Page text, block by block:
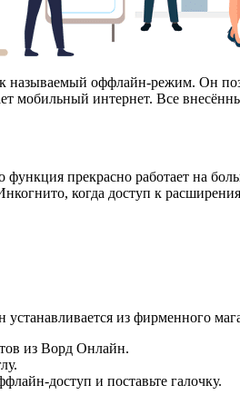
называемый оффлайн-режим. Он
мобильный интернет. Все
прекрасно работает на
, когда доступ к
устанавливается из фирменного
из Ворд Онлайн.
доступ и поставьте галочку.